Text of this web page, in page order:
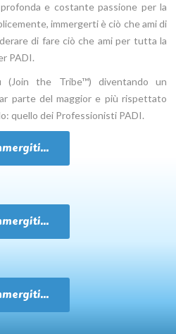
e costante passione per la
immergerti è ciò che ami di
di fare ciò che ami per tutta la
PADI.
the Tribe™) diventando un
parte del maggior e più rispettato
quello dei Professionisti PADI.